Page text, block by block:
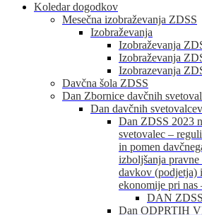
Koledar dogodkov
Mesečna izobraževanja ZDSS
Izobraževanja
Izobraževanja
Izobraževanja
Izobrazevanja
Davčna šola ZDSS
Dan Zbornice davčnih
Dan davčnih
Dan ZDSS 2023
svetovalec –
in pomen
izboljšanja
davkov (podjetja)
ekonomije pri nas
DAN
Dan ODPRTIH